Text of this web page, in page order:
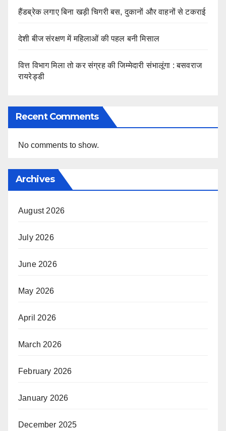
हैंडब्रेक लगाए बिना खड़ी चिगरी बस, दुकानों और वाहनों से टकराई
देशी बीज संरक्षण में महिलाओं की पहल बनी मिसाल
वित्त विभाग मिला तो कर संग्रह की जिम्मेदारी संभालूंगा : बसवराज
रायरेड्डी
Recent Comments
No comments to show.
Archives
August 2026
July 2026
June 2026
May 2026
April 2026
March 2026
February 2026
January 2026
December 2025